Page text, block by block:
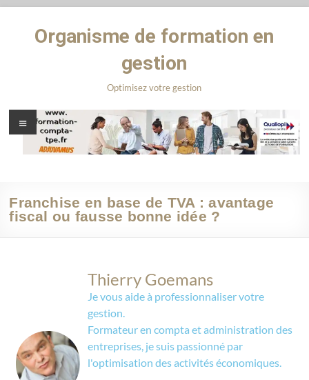
Organisme de formation en
gestion
Optimisez votre gestion
Franchise en base de TVA : avantage
fiscal ou fausse bonne idée ?
Thierry Goemans
Je vous aide à professionnaliser votre
gestion.
Formateur en compta et administration des
entreprises, je suis passionné par
l'optimisation des activités économiques.